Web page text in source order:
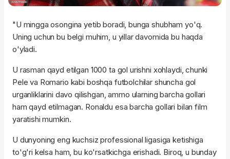
"U mingga osongina yetib boradi, bunga shubham yo'q.
Uning uchun bu belgi muhim, u yillar davomida bu haqda
o'yladi.
U rasman qayd etilgan 1000 ta gol urishni xohlaydi, chunki
Pele va Romario kabi boshqa futbolchilar shuncha gol
urganliklarini davo qilishgan, ammo ularning barcha gollari
ham qayd etilmagan. Ronaldu esa barcha gollari bilan film
yaratishi mumkin.
U dunyoning eng kuchsiz professional ligasiga ketishiga
to'g'ri kelsa ham, bu ko'rsatkichga erishadi. Biroq, u bunday